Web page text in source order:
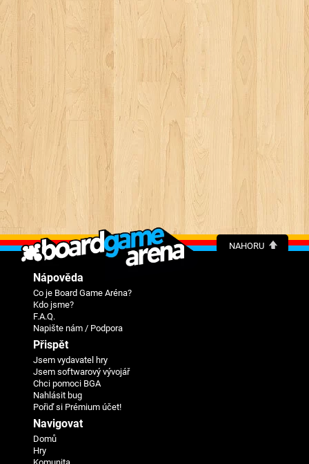
NAHORU
Nápověda
Co je Board Game Aréna?
Kdo jsme?
F.A.Q.
Napište nám / Podpora
Přispět
Jsem vydavatel hry
Jsem softwarový vývojář
Chci pomoci BGA
Nahlásit bug
Pořiď si Prémium účet!
Navigovat
Domů
Hry